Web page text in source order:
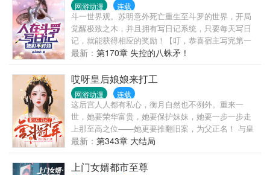
网游动漫 连载
斗一世界观。苏明意外死亡重生至斗罗的世界，开局
觉醒极致之木，并且拥有写日记系统，只要每天写日
记，就能获得相应的奖励！【叮，恭喜宿主写完第一
次日记，获得奖励，木遁使用方法斗罗版】【叮，由
于宿主触发暴击奖励，获得瞳术写轮眼】【叮，恭喜
宿主获得......】就当苏明以为只要自己苟住，迟早有一
天能够须佐套大佛，走向斗罗之巅！然而，他却突然
发现，小舞、朱竹清、宁荣荣，怎么一个个都不对
劲！小舞：我才不是十万年流mang兔！朱竹清：低头
看不到脚尖又不是我的错！胡列娜：不可能，绝对不
可能，我怎么可能会背叛武魂殿！群：878616457
最新： 第170章 失控的八蛛矛！
哎呀皇后娘娘来打工
网游动漫 连载
这后宫人人都有私心，衡月自然也不例外。重来一
世，她要荣华富贵，她要保护妹妹，她要一步一步走
上那至高之位——她更要推翻旧案，为父正名！ 与皇
权为敌又如何！罗裙染鲜血，踏白骨为阶，从宫女到
太后，所有欺她辱她之人，终将被她踩在脚下！
最新： 第343章 大结局
上门女婿都市至尊